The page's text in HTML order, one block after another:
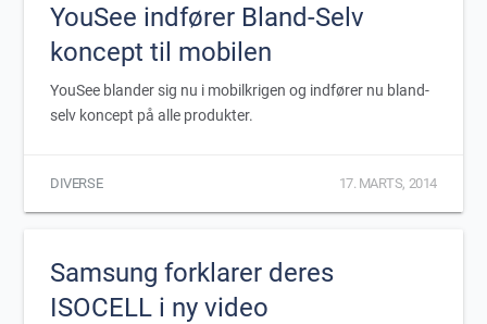
YouSee indfører Bland-Selv
koncept til mobilen
YouSee blander sig nu i mobilkrigen og indfører nu bland-
selv koncept på alle produkter.
DIVERSE 17. MARTS, 2014
Samsung forklarer deres
ISOCELL i ny video